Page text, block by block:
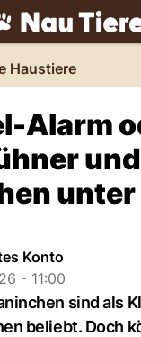
Haustiere
Alarm
und
unter
Konto
- 11:00
sind als
beliebt. Doch